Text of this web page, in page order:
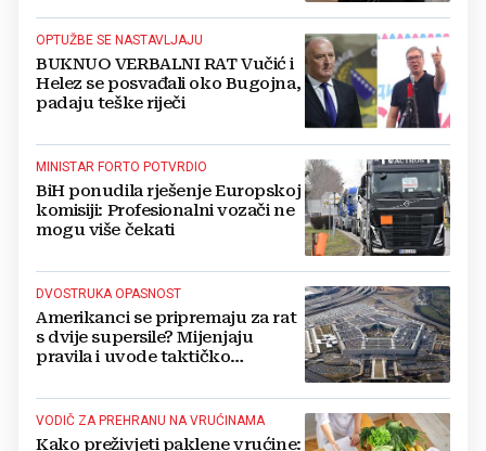
OPTUŽBE SE NASTAVLJAJU
BUKNUO VERBALNI RAT Vučić i
Helez se posvađali oko Bugojna,
padaju teške riječi
MINISTAR FORTO POTVRDIO
BiH ponudila rješenje Europskoj
komisiji: Profesionalni vozači ne
mogu više čekati
DVOSTRUKA OPASNOST
Amerikanci se pripremaju za rat
s dvije supersile? Mijenjaju
pravila i uvode taktičko
VODIČ ZA PREHRANU NA VRUĆINAMA
Kako preživjeti paklene vrućine: